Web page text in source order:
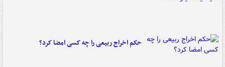
حکم اخراج ربیعی را چه کسی امضا کرد؟